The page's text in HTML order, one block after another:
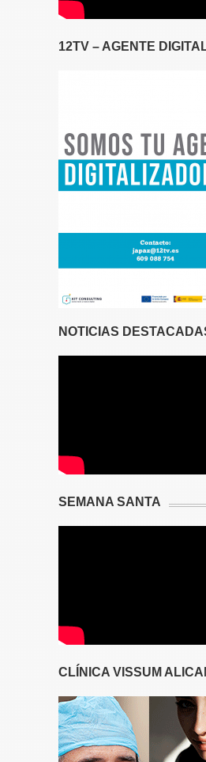
12TV – AGENTE
NOTICIAS
SEMANA SANTA
CLÍNICA VISSUM